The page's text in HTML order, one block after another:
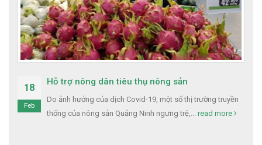
18
Feb
Hỗ trợ nông dân tiêu thụ nông sản
Do ảnh hưởng của dịch Covid-19, một số thị trường truyền
thống của nông sản Quảng Ninh ngưng trệ,... read more